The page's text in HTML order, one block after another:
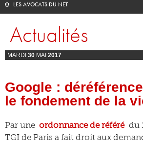
LES AVOCATS DU NET
Actualités
MARDI 30 MAI 2017
Google :
le fondement de la
Par une ordonnance de référé du
TGI de Paris a fait droit aux